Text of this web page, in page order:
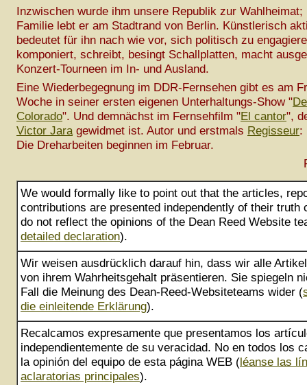
Inzwischen wurde ihm unsere Republik zur
Familie lebt er am Stadtrand von Berlin. Künstlerisch
bedeutet für ihn nach wie vor, sich politisch zu
komponiert, schreibt, besingt Schallplatten, macht
Konzert-Tourneen im In- und Ausland.
Eine Wiederbegegnung im DDR-Fernsehen gibt es am
Woche in seiner ersten eigenen Unterhaltungs-Show "
Colorado". Und demnächst im Fernsehfilm "El cantor",
Victor Jaragewidmet ist. Autor und erstmals Regisseur:
Die Dreharbeiten beginnen im Februar.
We would formally like to point out that the articles,
contributions are presented independently of their truth
do not reflect the opinions of the Dean Reed Website
detailed declaration).
Wir weisen ausdrücklich darauf hin, dass wir alle
von ihrem Wahrheitsgehalt präsentieren. Sie spiegeln
Fall die Meinung des Dean-Reed-Websiteteams wider (
die einleitende Erklärung).
Recalcamos expresamente que presentamos los
independientemente de su veracidad. No en todos los
la opinión del equipo de esta página WEB (léanse las
aclaratorias principales).